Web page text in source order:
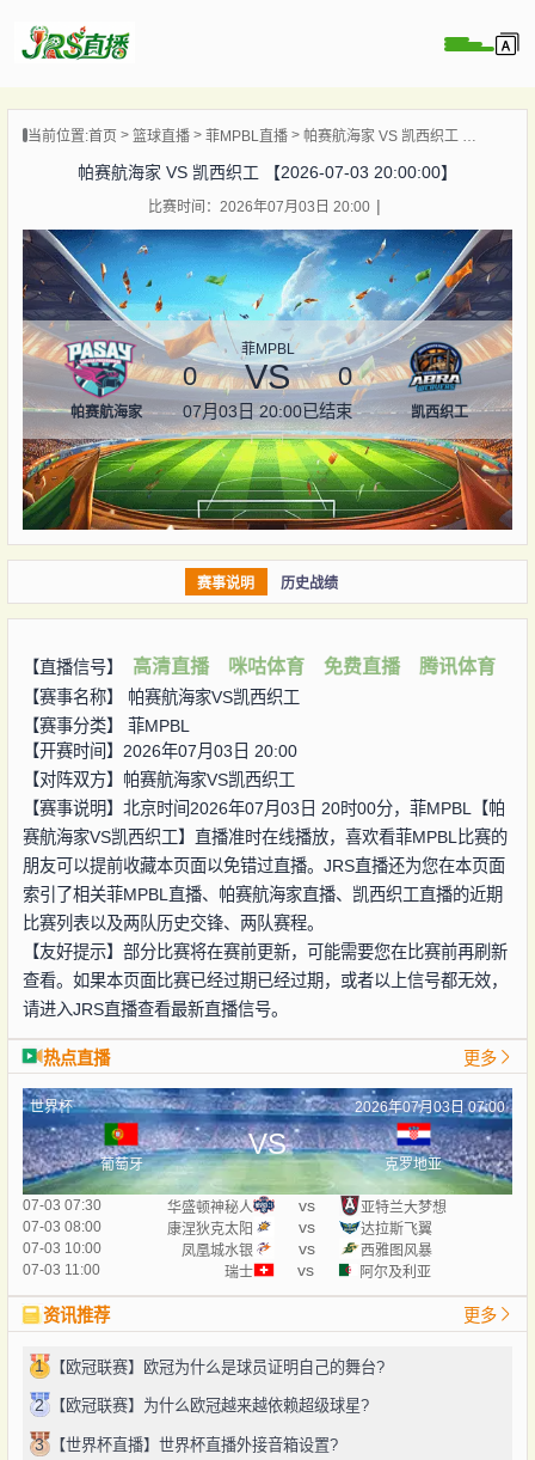
播
像
讯
直播
当前位置:首页 篮球直播 菲MPBL直播 帕赛航海家 VS 凯西织工 【2026-07-03 20:00:00】
帕赛航海家 VS 凯西织工 【2026-07-03 20:00:00】
比赛时间：2026年07月03日 20:00
帕赛航海家
菲MPBL
0 VS 0
07月03日 20:00已结束 凯西织工
赛事说明 历史战绩
【直播信号】 高清直播 咪咕体育 免费直播 腾讯体育
【赛事名称】 帕赛航海家VS凯西织工
【赛事分类】 菲MPBL
【开赛时间】2026年07月03日 20:00
【对阵双方】 帕赛航海家VS凯西织工
【赛事说明】北京时间2026年07月03日 20时00分，菲MPBL【帕
赛航海家VS凯西织工】直播准时在线播放，喜欢看菲MPBL比赛的
朋友可以提前收藏本页面以免错过直播。JRS直播还为您在本页面
索引了相关菲MPBL直播、帕赛航海家直播、凯西织工直播的近期
比赛列表以及两队历史交锋、两队赛程。
【友好提示】部分比赛将在赛前更新，可能需要您在比赛前再刷新
查看。如果本页面比赛已经过期已经过期，或者以上信号都无效，
请进入JRS直播查看最新直播信号。
热点直播 更多
世界杯 2026年07月03日 07:00
葡萄牙
VS
克罗地亚
07-03 07:30 华盛顿神秘人 vs
亚特兰大梦想
07-03 08:00
康涅狄克太阳 vs
达拉斯飞翼
07-03 10:00
凤凰城水银 vs
西雅图风暴
07-03 11:00
瑞士 vs 阿尔及利亚
资讯推荐 更多
1 【欧冠联赛】欧冠为什么是球员证明自己的舞台?
2 【欧冠联赛】为什么欧冠越来越依赖超级球星?
3 【世界杯直播】世界杯直播外接音箱设置?